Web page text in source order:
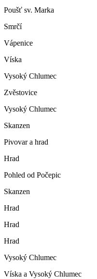
Poušť sv. Marka
Smrčí
Vápenice
Víska
Vysoký Chlumec
Zvěstovice
Vysoký Chlumec
Skanzen
Pivovar a hrad
Hrad
Pohled od Počepic
Skanzen
Hrad
Hrad
Hrad
Vysoký Chlumec
Víska a Vysoký Chlumec